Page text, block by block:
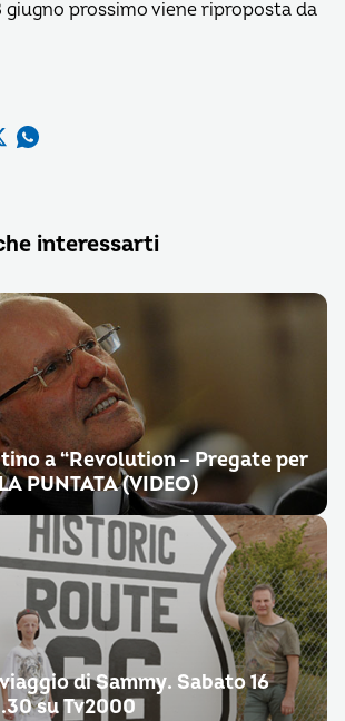
giugno prossimo viene riproposta da
interessarti
a “Revolution – Pregate per
PUNTATA (VIDEO)
di Sammy. Sabato 16
su Tv2000